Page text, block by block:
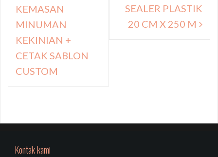
KEMASAN
MINUMAN
KEKINIAN +
CETAK SABLON
CUSTOM
SEALER PLASTIK
20 CM X 250 M
Kontak kami